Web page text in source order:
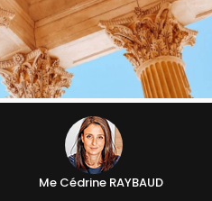
Me Cédrine RAYBAUD